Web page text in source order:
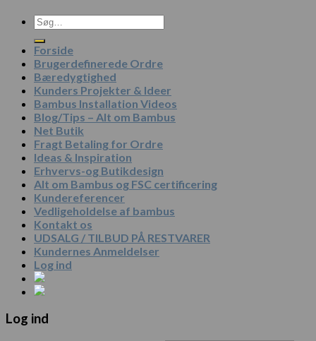
Søg
efter:
Forside
Brugerdefinerede Ordre
Bæredygtighed
Kunders Projekter & Ideer
Bambus Installation Videos
Blog/Tips – Alt om Bambus
Net Butik
Fragt Betaling for Ordre
Ideas & Inspiration
Erhvervs-og Butikdesign
Alt om Bambus og FSC certificering
Kundereferencer
Vedligeholdelse af bambus
Kontakt os
UDSALG / TILBUD PÅ RESTVARER
Kundernes Anmeldelser
Log ind
Log ind